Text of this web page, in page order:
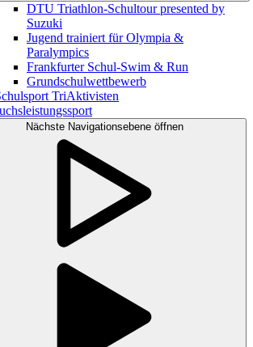
DTU Triathlon-Schultour presented by
Suzuki
Jugend trainiert für Olympia &
Paralympics
Frankfurter Schul-Swim & Run
Grundschulwettbewerb
TriAktivisten
Nächste Navigationsebene öffnen